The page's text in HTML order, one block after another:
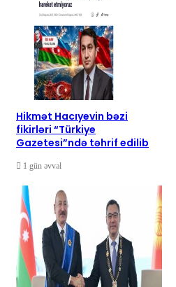
Hikmət Hacıyevin bəzi
fikirləri “Türkiye
Gazetesi”ndə təhrif edilib
1 gün əvvəl